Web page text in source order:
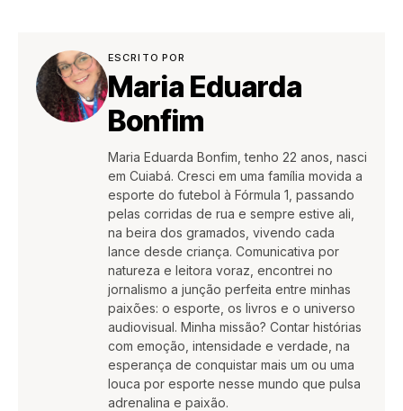
ESCRITO POR
Maria Eduarda
Bonfim
Maria Eduarda Bonfim, tenho 22 anos, nasci
em Cuiabá. Cresci em uma família movida a
esporte do futebol à Fórmula 1, passando
pelas corridas de rua e sempre estive ali,
na beira dos gramados, vivendo cada
lance desde criança. Comunicativa por
natureza e leitora voraz, encontrei no
jornalismo a junção perfeita entre minhas
paixões: o esporte, os livros e o universo
audiovisual. Minha missão? Contar histórias
com emoção, intensidade e verdade, na
esperança de conquistar mais um ou uma
louca por esporte nesse mundo que pulsa
adrenalina e paixão.